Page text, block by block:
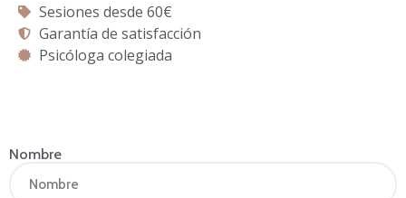
Sesiones desde 60€
Garantía de satisfacción
Psicóloga colegiada
Nombre